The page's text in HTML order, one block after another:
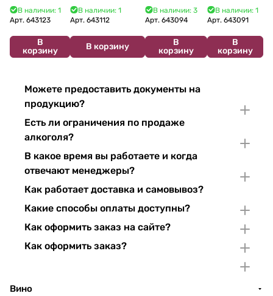
2025 750 мл
В наличии: 1
Арт. 643123
В
корзину
Сибирьковый
2024 750 мл
В наличии: 1
Арт.643112
В корзину
сухое 750 мл
12%
В наличии: 3
Арт. 643094
В
корзину
Арома 2021
500 мл
В наличии: 1
Арт. 643091
В
корзину
Можете предоставить документы на
продукцию?
Есть ли ограничения по продаже
алкоголя?
В какое время вы работаете и когда
отвечают менеджеры?
Как работает доставка и самовывоз?
Какие способы оплаты доступны?
Как оформить заказ на сайте?
Как оформить заказ?
Вино